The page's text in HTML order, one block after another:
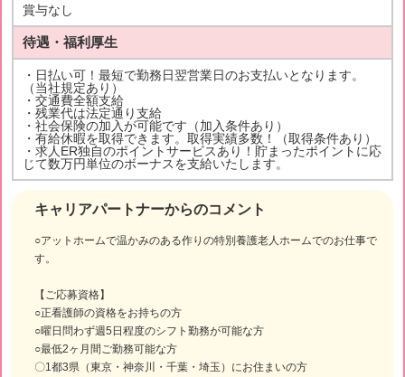
キャリアパートナーからのコメント
○アットホームで温かみのある作りの特別養護老人ホームでのお仕事で
す。
【ご応募資格】
○正看護師の資格をお持ちの方
○曜日問わず週5日程度のシフト勤務が可能な方
○最低2ヶ月間ご勤務可能な方
〇1都3県（東京・神奈川・千葉・埼玉）にお住まいの方
賞与なし
待遇・福利厚生
・日払い可！最短で勤務日翌営業日のお支払いとなります。
（当社規定あり）
・交通費全額支給
・残業代は法定通り支給
・社会保険の加入が可能です（加入条件あり）
・有給休暇を取得できます。取得実績多数！（取得条件あり）
・求人ER独自のポイントサービスあり！貯まったポイントに応
じて数万円単位のボーナスを支給いたします。